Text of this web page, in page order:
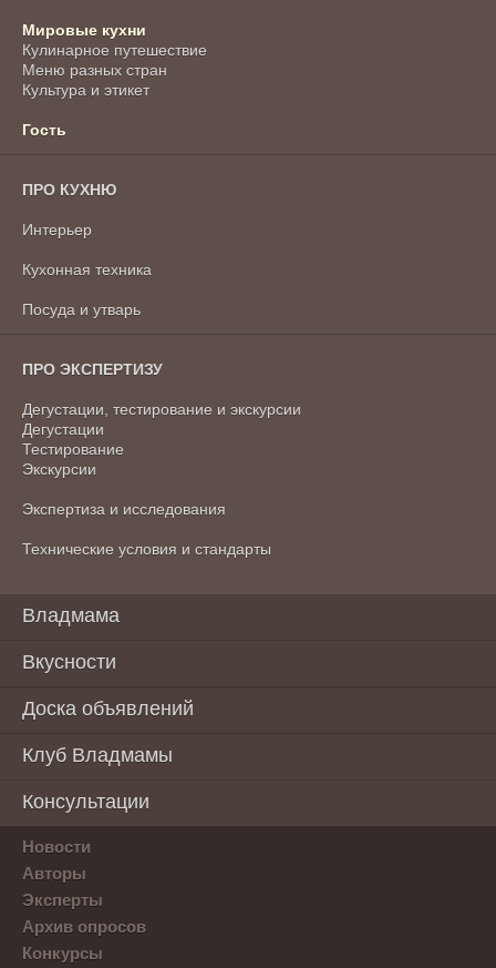
Мировые кухни
Кулинарное путешествие
Меню разных стран
Культура и этикет
Гость
ПРО КУХНЮ
Интерьер
Кухонная техника
Посуда и утварь
ПРО ЭКСПЕРТИЗУ
Дегустации, тестирование и экскурсии
Дегустации
Тестирование
Экскурсии
Экспертиза и исследования
Технические условия и стандарты
Владмама
Вкусности
Доска объявлений
Клуб Владмамы
Консультации
Новости
Авторы
Эксперты
Архив опросов
Конкурсы